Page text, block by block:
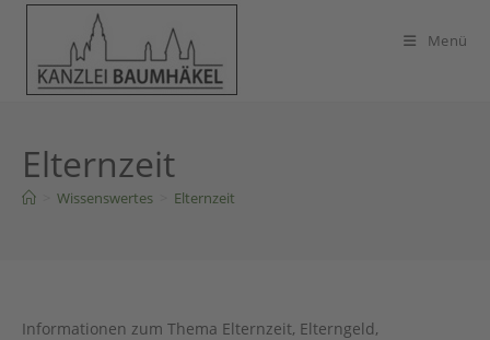
Zum
springen
Menü
Elternzeit
Wissenswertes Elternzeit
Informationen zum Thema Elternzeit, Elterngeld,